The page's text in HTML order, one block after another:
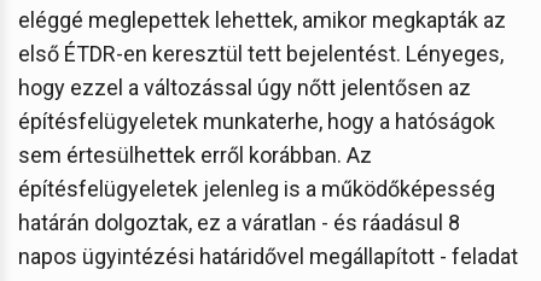
eléggé meglepettek lehettek, amikor megkapták az
első ÉTDR-en keresztül tett bejelentést. Lényeges,
hogy ezzel a változással úgy nőtt jelentősen az
építésfelügyeletek munkaterhe, hogy a hatóságok
sem értesülhettek erről korábban. Az
építésfelügyeletek jelenleg is a működőképesség
határán dolgoztak, ez a váratlan - és ráadásul 8
napos ügyintézési határidővel megállapított - feladat